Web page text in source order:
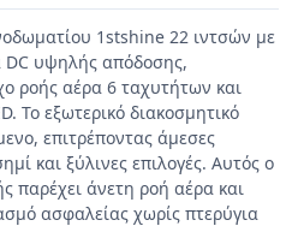
1stshine 22 ιντσών με
DC υψηλής απόδοσης,
ροής αέρα 6 ταχυτήτων και
Το εξωτερικό διακοσμητικό
επιτρέποντας άμεσες
και ξύλινες επιλογές. Αυτός ο
παρέχει άνετη ροή αέρα και
ασφαλείας χωρίς πτερύγια